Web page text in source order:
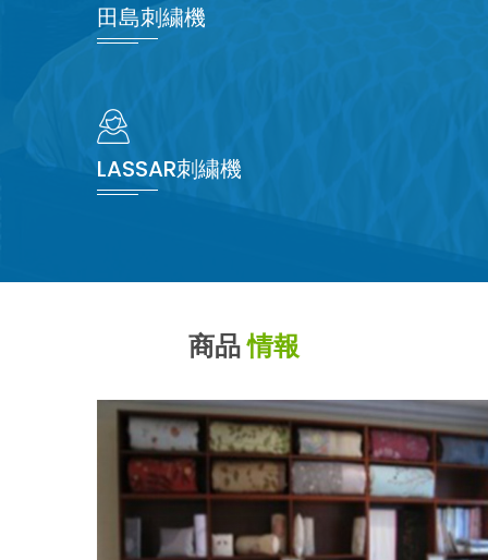
田島刺繍機
LASSAR刺繍機
商品情報